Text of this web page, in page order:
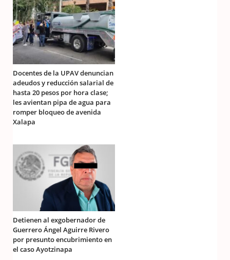
Docentes de la UPAV denuncian
adeudos y reducción salarial de
hasta 20 pesos por hora clase;
les avientan pipa de agua para
romper bloqueo de avenida
Xalapa
Detienen al exgobernador de
Guerrero Ángel Aguirre Rivero
por presunto encubrimiento en
el caso Ayotzinapa